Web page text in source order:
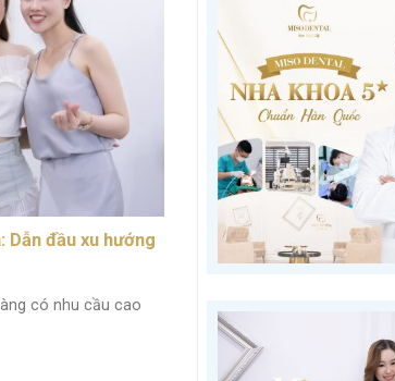
Dẫn đầu xu hướng
có nhu cầu cao